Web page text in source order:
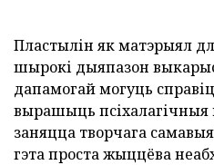
Пластылін як матэрыял
шырокі дыяпазон
дапамогай могуць
вырашыць
заняцца творчага
гэта проста жыццёва